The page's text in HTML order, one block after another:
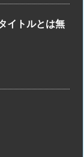
イトルとは無